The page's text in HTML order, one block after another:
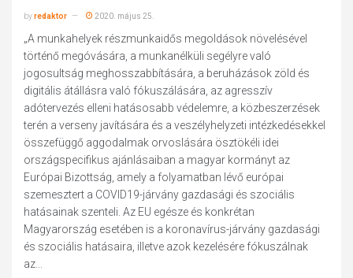
byredaktor 2020. május 25.
„A munkahelyek részmunkaidős megoldások növelésével
történő megóvására, a munkanélküli segélyre való
jogosultság meghosszabbítására, a beruházások zöld és
digitális átállásra való fókuszálására, az agresszív
adótervezés elleni hatásosabb védelemre, a közbeszerzések
terén a verseny javítására és a veszélyhelyzeti intézkedésekkel
összefüggő aggodalmak orvoslására ösztökéli idei
országspecifikus ajánlásaiban a magyar kormányt az
Európai Bizottság, amely a folyamatban lévő európai
szemesztert a COVID19-járvány gazdasági és szociális
hatásainak szenteli. Az EU egésze és konkrétan
Magyarország esetében is a koronavírus-járvány gazdasági
és szociális hatásaira, illetve azok kezelésére fókuszálnak
az...